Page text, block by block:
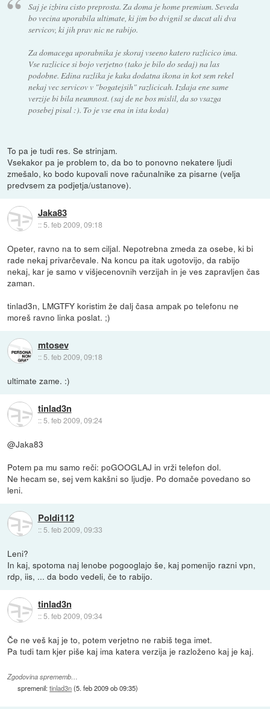
Saj je izbira cisto preprosta. Za doma je home premium. Seveda
bo vecina uporabila ultimate, ki jim bo dvignil se ducat ali dva
servicov, ki jih prav nic ne rabijo.
Za domacega uporabnika je skoraj vseeno katero razlicico ima.
Vse razlicice si bojo verjetno (tako je bilo do sedaj) na las
podobne. Edina razlika je kaka dodatna ikona in kot sem rekel
nekaj vec servicov v "bogatejsih" razlicicah. Izdaja ene same
verzije bi bila neumnost. (saj de ne bos mislil, da so vsazga
posebej pisal :). To je vse ena in ista koda)
To pa je tudi res. Se strinjam.
Vsekakor pa je problem to, da bo to ponovno nekatere ljudi
zmešalo, ko bodo kupovali nove računalnike za pisarne (velja
predvsem za podjetja/ustanove).
Jaka83
::5. feb 2009, 09:18
Opeter, ravno na to sem ciljal. Nepotrebna zmeda za osebe, ki bi
rade nekaj privarčevale. Na koncu pa itak ugotovijo, da rabijo
nekaj, kar je samo v višjecenovnih verzijah in je ves zapravljen čas
zaman.
tinlad3n, LMGTFY koristim že dalj časa ampak po telefonu ne
moreš ravno linka poslat. ;)
mtosev
:: 5. feb 2009, 09:18
ultimate zame. :)
tinlad3n
::5. feb 2009, 09:24
@Jaka83
Potem pa mu samo reči: poGOOGLAJ in vrži telefon dol.
Ne hecam se, sej vem kakšni so ljudje. Po domače povedano so
leni.
Poldi112
:: 5. feb 2009, 09:33
Leni?
In kaj, spotoma naj lenobe pogooglajo še, kaj pomenijo razni vpn,
rdp, iis, ... da bodo vedeli, če to rabijo.
tinlad3n
::5. feb 2009, 09:34
Če ne veš kaj je to, potem verjetno ne rabiš tega imet.
Pa tudi tam kjer piše kaj ima katera verzija je razloženo kaj je kaj.
Zgodovina sprememb…
spremenil:tinlad3n(5. feb 2009 ob 09:35)